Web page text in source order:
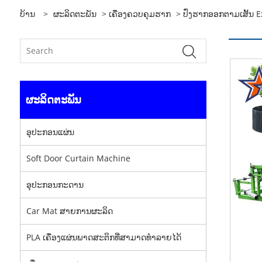
ບ້ານ > ຜະລິດຕະພັນ > ເຄື່ອງຄວບຄຸມຮາກ > ປົ່ງຮາກອອກຕາມເສັ້ນ
ຜະລິດຕະພັນ
ອຸປະກອນແຜ່ນ
Soft Door Curtain Machine
ອຸປະກອນກະດານ
Car Mat ສາຍການຜະລິດ
PLA ເຄື່ອງແຜ່ນພາດສະຕິກທີ່ສາມາດທໍາລາຍໄດ້